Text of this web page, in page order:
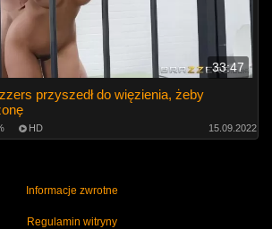
33:47
przyszedł do więzienia, żeby
HD 15.09.2022
Informacje zwrotne
Regulamin witryny